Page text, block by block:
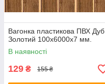
Вагонка пластикова ПВХ Дуб
Золотий 100х6000х7 мм.
В наявності
129 ₴ 155 ₴